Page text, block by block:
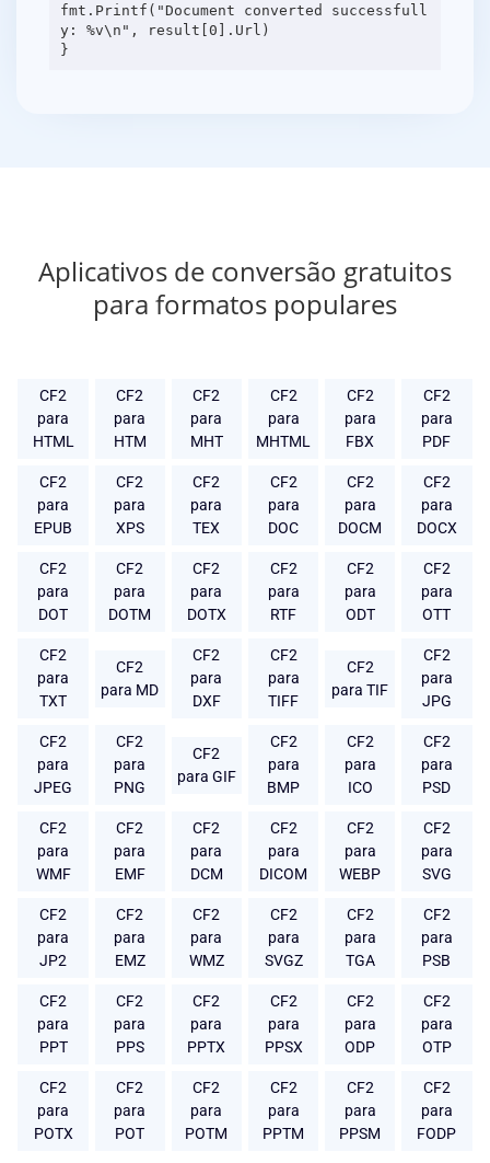
fmt.Printf("Document converted successfull
y: %v\n", result[0].Url)
Aplicativos de conversão gratuitos
para formatos populares
CF2
para
HTML
CF2
para
HTM
CF2
para
MHT
CF2
para
MHTML
CF2
para
FBX
CF2
para
PDF
CF2
para
EPUB
CF2
para
XPS
CF2
para
TEX
CF2
para
DOC
CF2
para
DOCM
CF2
para
DOCX
CF2
para
DOT
CF2
para
DOTM
CF2
para
DOTX
CF2
para
RTF
CF2
para
ODT
CF2
para
OTT
CF2
para
TXT
CF2
para MD
CF2
para
DXF
CF2
para
TIFF
CF2
para TIF
CF2
para
JPG
CF2
para
JPEG
CF2
para
PNG
CF2
para GIF
CF2
para
BMP
CF2
para
ICO
CF2
para
PSD
CF2
para
WMF
CF2
para
EMF
CF2
para
DCM
CF2
para
DICOM
CF2
para
WEBP
CF2
para
SVG
CF2
para
JP2
CF2
para
EMZ
CF2
para
WMZ
CF2
para
SVGZ
CF2
para
TGA
CF2
para
PSB
CF2
para
PPT
CF2
para
PPS
CF2
para
PPTX
CF2
para
PPSX
CF2
para
ODP
CF2
para
OTP
CF2
para
POTX
CF2
para
POT
CF2
para
POTM
CF2
para
PPTM
CF2
para
PPSM
CF2
para
FODP